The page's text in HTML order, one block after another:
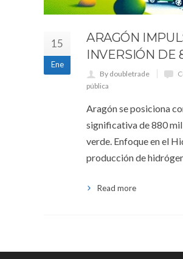
15
Ene
ARAGÓN
INVERSIÓN DE
By doubletrade
pública
Aragón se posiciona
significativa de 880
verde. Enfoque en el
producción de
Read more